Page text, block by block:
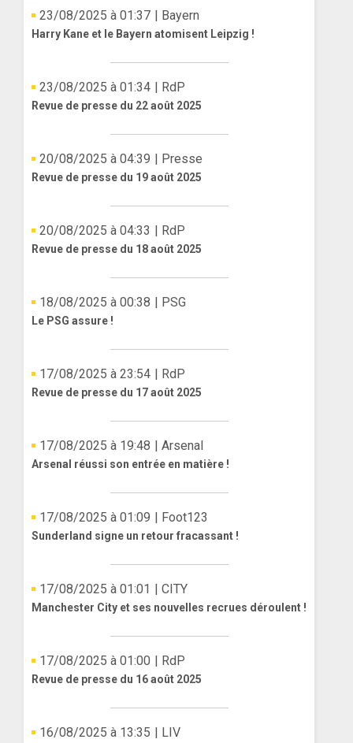
RECHERCHE
23/08/2025 à 01:37 | Bayern
Harry Kane et le Bayern atomisent Leipzig !
23/08/2025 à 01:34 | RdP
Revue de presse du 22 août 2025
20/08/2025 à 04:39 | Presse
Revue de presse du 19 août 2025
20/08/2025 à 04:33 | RdP
Revue de presse du 18 août 2025
18/08/2025 à 00:38 | PSG
Le PSG assure !
17/08/2025 à 23:54 | RdP
Revue de presse du 17 août 2025
17/08/2025 à 19:48 | Arsenal
Arsenal réussi son entrée en matière !
17/08/2025 à 01:09 | Foot123
Sunderland signe un retour fracassant !
17/08/2025 à 01:01 | CITY
Manchester City et ses nouvelles recrues déroulent !
17/08/2025 à 01:00 | RdP
Revue de presse du 16 août 2025
16/08/2025 à 13:35 | LIV